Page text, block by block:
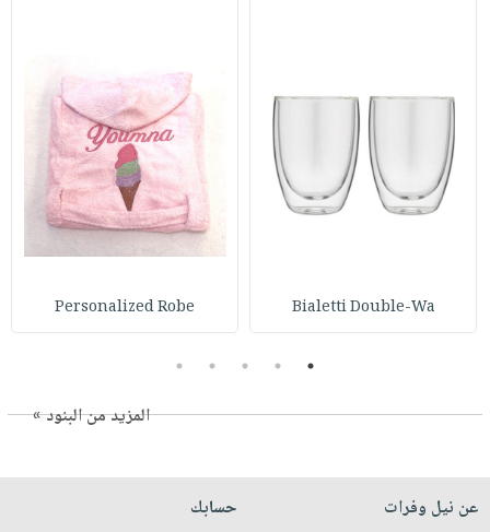
Bialetti Double-Wa
Personalized Robe
1
2
3
4
5
المزيد من البنود »
عن نيل وفرات
حسابك